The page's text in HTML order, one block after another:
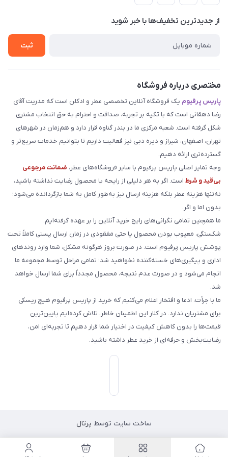
درباره ما
حریم خصوصی
راهنما
از جدید‌ترین تخفیف‌ها با‌ خبر شوید
ثبت
مختصری درباره فروشگاه
پاریس پرفیوم یک فروشگاه آنلاین تخصصی عطر و ادکلن است که مدریت آقای
رضا دهقانی است که با تکیه بر تجربه، صداقت و احترام به حق انتخاب مشتری
شکل گرفته است. شعبه مرکزی ما در بندر گناوه قرار دارد و هم‌زمان در شهرهای
تهران، اصفهان، شیراز و دیره دبی نیز فعالیت داریم تا بتوانیم خدمات سریع‌تر و
گسترده‌تری ارائه دهیم.
وجه تمایز اصلی پاریس پرفیوم با سایر فروشگاه‌های عطر، ضمانت مرجوعی
بی‌قید و شرط است. اگر به هر دلیلی از رایحه یا محصول رضایت نداشته باشید،
نه‌تنها هزینه عطر بلکه هزینه ارسال نیز به‌طور کامل به شما بازگردانده می‌شود؛
بدون اما و اگر.
ما همچنین تمامی نگرانی‌های رایج خرید آنلاین را بر عهده گرفته‌ایم.
شکستگی، معیوب بودن محصول یا حتی مفقودی در زمان ارسال پستی کاملاً تحت
پوشش پاریس پرفیوم است. در صورت بروز هرگونه مشکل، شما وارد روندهای
اداری و پیگیری‌های خسته‌کننده نخواهید شد؛ تمامی مراحل توسط مجموعه ما
انجام می‌شود و در صورت عدم نتیجه، محصول مجدداً برای شما ارسال خواهد
شد.
ما با جرأت، ادعا و افتخار اعلام می‌کنیم که خرید از پاریس پرفیوم هیچ ریسکی
برای مشتریان ندارد. در کنار این اطمینان خاطر، تلاش کرده‌ایم پایین‌ترین
قیمت‌ها را بدون کاهش کیفیت در اختیار شما قرار دهیم تا تجربه‌ای امن،
رضایت‌بخش و حرفه‌ای از خرید عطر داشته باشید.
ساخت سایت توسط پرتال